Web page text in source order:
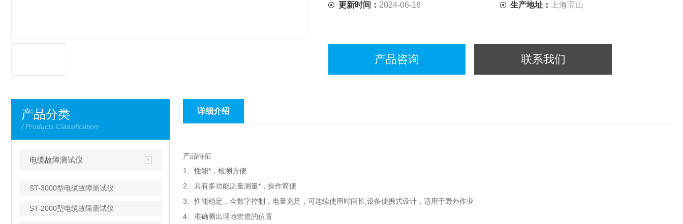
更新时间： 2024-06-16 生产地址： 上海宝山
产品咨询 联系我们
产品分类
/ Products Classification
电缆故障测试仪
ST-3000型电缆故障测试仪
ST-2000型电缆故障测试仪
详细介绍
产品特征
1、性能*，检测方便
2、具有多功能测量测量*，操作简便
3、性能稳定，全数字控制，电量充足，可连续使用时间长,设备便携式设计，适用于野外作业
4、准确测出埋地管道的位置